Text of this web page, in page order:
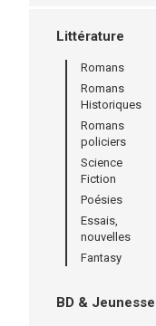
Littérature
Romans
Romans
Historiques
Romans
policiers
Science
Fiction
Poésies
Essais,
nouvelles
Fantasy
BD & Jeunesse